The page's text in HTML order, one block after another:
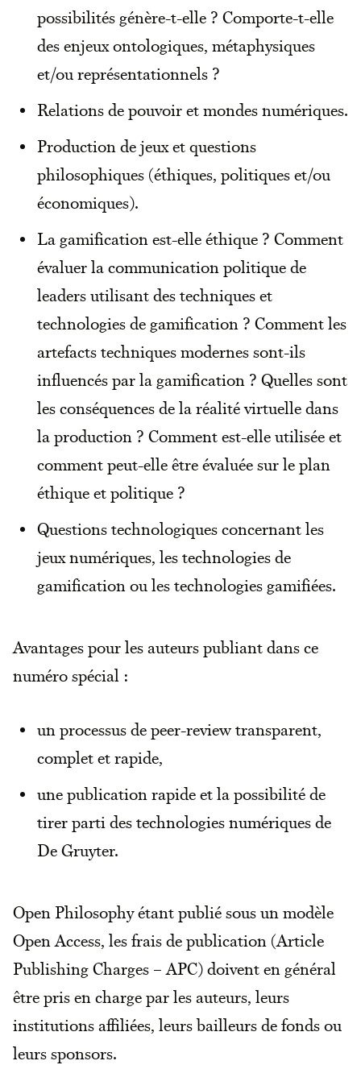
possibilités génère-t-elle ? Comporte-t-elle
des enjeux ontologiques, métaphysiques
et/ou représentationnels ?
Relations de pouvoir et mondes numériques.
Production de jeux et questions
philosophiques (éthiques, politiques et/ou
économiques).
La gamification est-elle éthique ? Comment
évaluer la communication politique de
leaders utilisant des techniques et
technologies de gamification ? Comment les
artefacts techniques modernes sont-ils
influencés par la gamification ? Quelles sont
les conséquences de la réalité virtuelle dans
la production ? Comment est-elle utilisée et
comment peut-elle être évaluée sur le plan
éthique et politique ?
Questions technologiques concernant les
jeux numériques, les technologies de
gamification ou les technologies gamifiées.
Avantages pour les auteurs publiant dans ce
numéro spécial :
un processus de peer-review transparent,
complet et rapide,
une publication rapide et la possibilité de
tirer parti des technologies numériques de
De Gruyter.
Open Philosophy étant publié sous un modèle
Open Access, les frais de publication (Article
Publishing Charges – APC) doivent en général
être pris en charge par les auteurs, leurs
institutions affiliées, leurs bailleurs de fonds ou
leurs sponsors.